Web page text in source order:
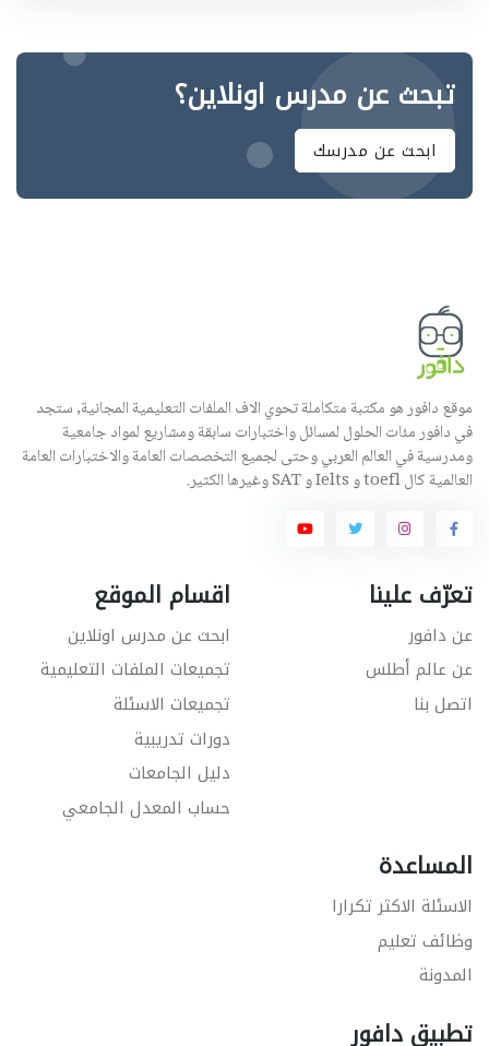
تبحث عن مدرس اونلاين؟
ابحث عن مدرسك
موقع دافور هو مكتبة متكاملة تحوي الاف الملفات التعليمية المجانية, ستجد
في دافور مئات الحلول لمسائل واختبارات سابقة ومشاريع لمواد جامعية
ومدرسية في العالم العربي وحتى لجميع التخصصات العامة والاختبارات العامة
العالمية كال toefl و Ielts و SAT وغيرها الكثير.
تعرّف علينا
عن دافور
عن عالم أطلس
اتصل بنا
اقسام الموقع
ابحث عن مدرس اونلاين
تجميعات الملفات التعليمية
تجميعات الاسئلة
دورات تدريبية
دليل الجامعات
حساب المعدل الجامعي
المساعدة
الاسئلة الاكثر تكرارا
وظائف تعليم
المدونة
تطبيق دافور